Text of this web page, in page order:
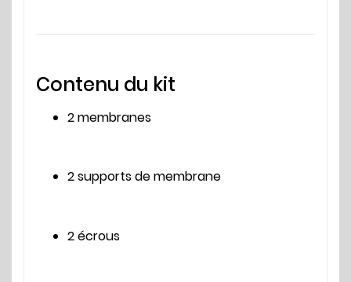
Contenu du kit
2 membranes
2 supports de membrane
2 écrous